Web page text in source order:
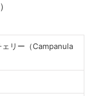
リー（Campanula